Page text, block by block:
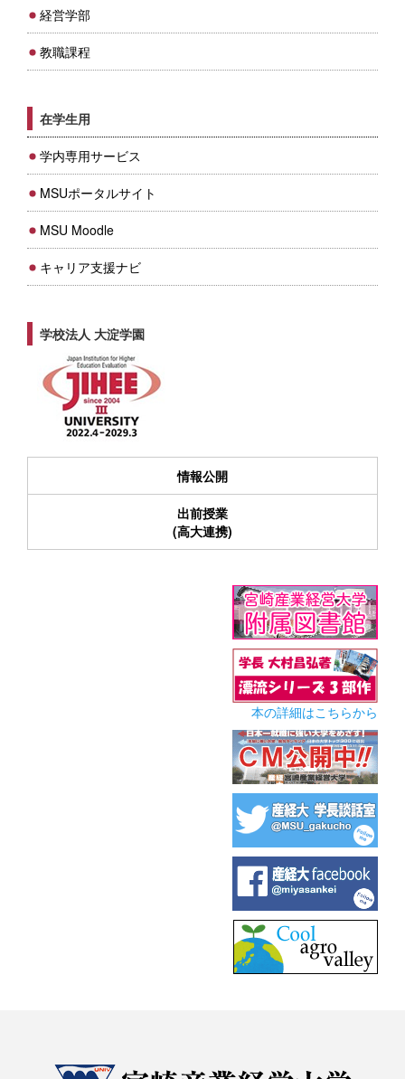
経営学部
教職課程
在学生用
学内専用サービス
MSUポータルサイト
MSU Moodle
キャリア支援ナビ
学校法人 大淀学園
情報公開
出前授業
(高大連携)
本の詳細はこちらから